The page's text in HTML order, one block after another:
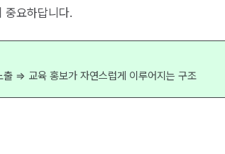
중요하답니다.
⇒ 교육 홍보가 자연스럽게 이루어지는 구조